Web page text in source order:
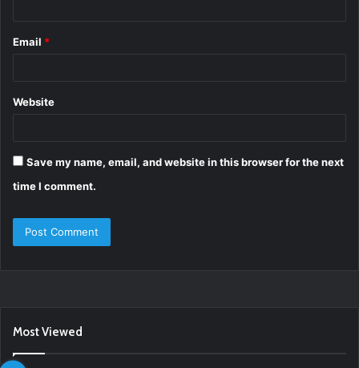
Email *
Website
Save my name, email, and website in this browser for the next
time I comment.
Most Viewed